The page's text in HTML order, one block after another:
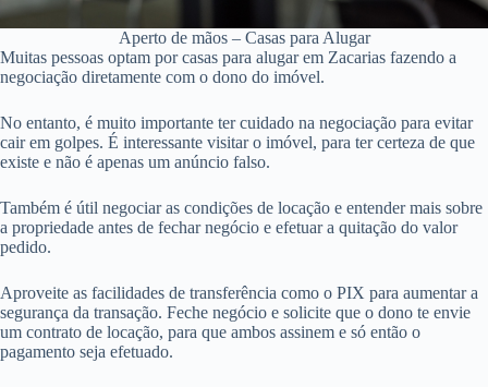
Aperto de mãos – Casas para Alugar
Muitas pessoas optam por casas para alugar em Zacarias fazendo a
negociação diretamente com o dono do imóvel.
No entanto, é muito importante ter cuidado na negociação para evitar
cair em golpes. É interessante visitar o imóvel, para ter certeza de que
existe e não é apenas um anúncio falso.
Também é útil negociar as condições de locação e entender mais sobre
a propriedade antes de fechar negócio e efetuar a quitação do valor
pedido.
Aproveite as facilidades de transferência como o PIX para aumentar a
segurança da transação. Feche negócio e solicite que o dono te envie
um contrato de locação, para que ambos assinem e só então o
pagamento seja efetuado.